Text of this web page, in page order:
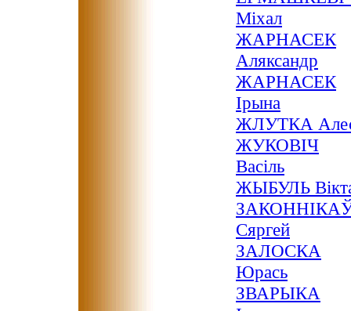
Міхал
ЖАРНАСЕК
Аляксандр
ЖАРНАСЕК
Ірына
ЖЛУТКА
ЖУКОВІЧ
Васіль
ЖЫБУЛЬ
Сяргей
ЗАЛОСКА
Юрась
ЗВАРЫКА